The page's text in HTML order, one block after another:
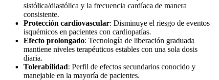
sistólica/diastólica y la frecuencia cardíaca de manera
consistente.
Protección cardiovascular: Disminuye el riesgo de eventos
isquémicos en pacientes con cardiopatías.
Efecto prolongado: Tecnología de liberación graduada
mantiene niveles terapéuticos estables con una sola dosis
diaria.
Tolerabilidad: Perfil de efectos secundarios conocido y
manejable en la mayoría de pacientes.